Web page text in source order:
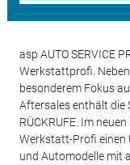
asp AUTO SERVICE
Werkstattprofi.
besonderem Fokus
Aftersales enthält die
RÜCKRUFE. Im
Werkstatt-Profi einen
und Automodelle mit